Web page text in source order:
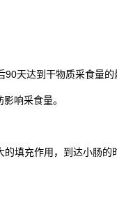
天达到干物质采食量的
响采食量。
充作用，到达小肠的